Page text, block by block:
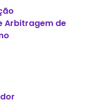
Arbitragem de